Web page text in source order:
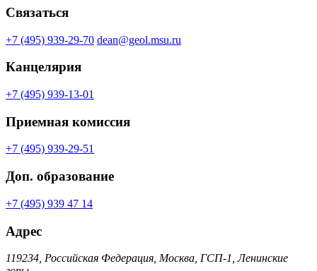
Связаться
+7 (495) 939-29-70 dean@geol.msu.ru
Канцелярия
+7 (495) 939-13-01
Приемная комиссия
+7 (495) 939-29-51
Доп. образование
+7 (495) 939 47 14
Адрес
119234, Российская Федерация, Москва, ГСП-1, Ленинские